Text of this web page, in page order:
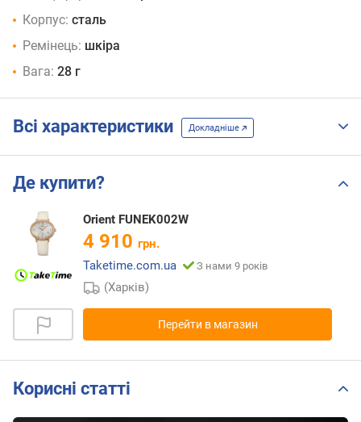
Корпус: сталь
Ремінець: шкіра
Вага: 28 г
Всі характеристики Докладніше
Де купити?
Orient FUNEK002W
4 910 грн.
Taketime.com.ua
З нами 9 років
(Харків)
Перейти в магазин
Корисні статті